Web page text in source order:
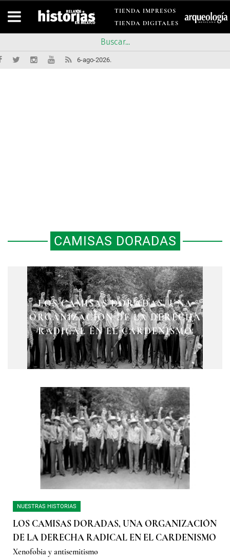
TIENDA IMPRESOS
TIENDA DIGITALES
6-ago-2026.
CAMISAS DORADAS
LOS CAMISAS DORADAS, UNA
ORGANIZACIÓN DE LA DERECHA
RADICAL EN EL CARDENISMO
NUESTRAS HISTORIAS
LOS CAMISAS DORADAS, UNA ORGANIZACIÓN
DE LA DERECHA RADICAL EN EL CARDENISMO
Xenofobia y antisemitismo